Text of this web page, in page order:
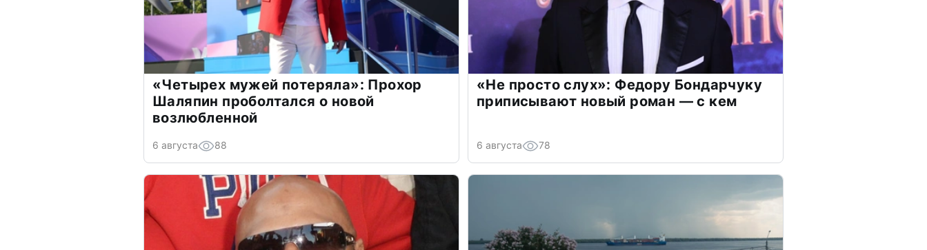
«Четырех мужей потеряла»: Прохор
Шаляпин проболтался о новой
возлюбленной
6 августа 88
«Не просто слух»: Федору Бондарчуку
приписывают новый роман — с кем
6 августа 78